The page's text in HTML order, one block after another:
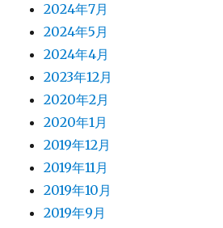
2024年7月
2024年5月
2024年4月
2023年12月
2020年2月
2020年1月
2019年12月
2019年11月
2019年10月
2019年9月